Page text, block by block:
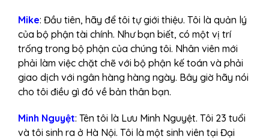
Mike: Đầu tiên, hãy để tôi tự giới thiệu. Tôi là quản lý
của bộ phận tài chính. Như bạn biết, có một vị trí
trống trong bộ phận của chúng tôi. Nhân viên mới
phải làm việc chặt chẽ với bộ phận kế toán và phải
giao dịch với ngân hàng hàng ngày. Bây giờ hãy nói
cho tôi điều gì đó về bản thân bạn.
Minh Nguyệt: Tên tôi là Lưu Minh Nguyệt. Tôi 23 tuổi
và tôi sinh ra ở Hà Nội. Tôi là một sinh viên tại Đại